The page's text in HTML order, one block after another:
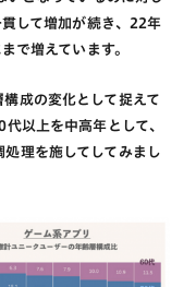
して増加が続き、22年
で増えています。
成の変化として捉えて
以上を中高年として、
理を施してしてみまし